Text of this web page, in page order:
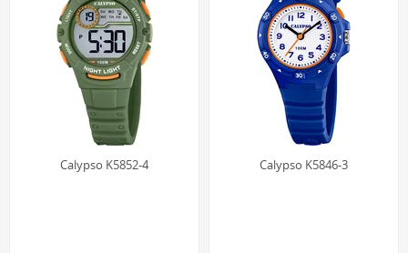
Calypso K5852-4 Calypso K5846-3